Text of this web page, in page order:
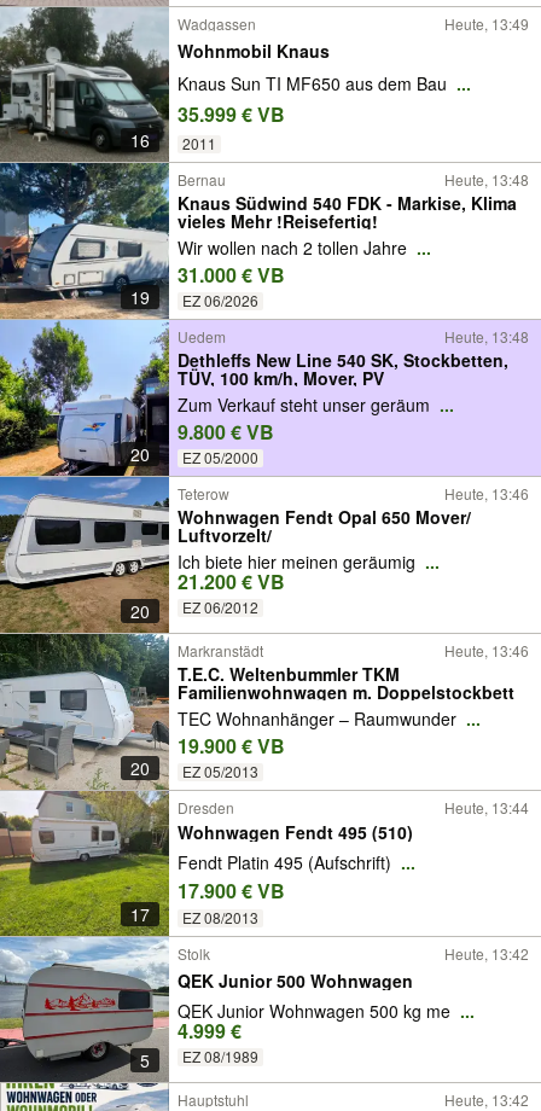
16
Wadgassen Heute, 13:49
Wohnmobil Knaus
Knaus Sun TI MF650 aus dem Bau ...
35.999 € VB
2011
19
Bernau Heute, 13:48
Knaus Südwind 540 FDK - Markise, Klima
vieles Mehr !Reisefertig!
Wir wollen nach 2 tollen Jahre ...
31.000 € VB
EZ 06/2026
20
Uedem Heute, 13:48
Dethleffs New Line 540 SK, Stockbetten,
TÜV, 100 km/h, Mover, PV
Zum Verkauf steht unser geräum ...
9.800 € VB
EZ 05/2000
20
Teterow Heute, 13:46
Wohnwagen Fendt Opal 650 Mover/
Luftvorzelt/
Ich biete hier meinen geräumig ...
21.200 € VB
EZ 06/2012
20
Markranstädt Heute, 13:46
T.E.C. Weltenbummler TKM
Familienwohnwagen m. Doppelstockbett
TEC Wohnanhänger – Raumwunder ...
19.900 € VB
EZ 05/2013
17
Dresden Heute, 13:44
Wohnwagen Fendt 495 (510)
Fendt Platin 495 (Aufschrift) ...
17.900 € VB
EZ 08/2013
5
Stolk Heute, 13:42
QEK Junior 500 Wohnwagen
QEK Junior Wohnwagen 500 kg me ...
4.999 €
EZ 08/1989
Hauptstuhl Heute, 13:42